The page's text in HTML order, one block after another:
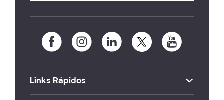
Links Rápidos